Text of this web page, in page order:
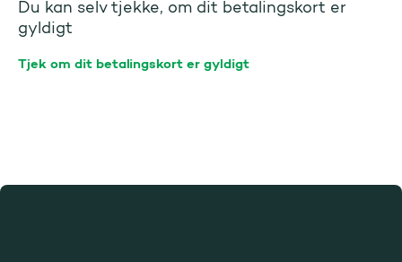
Du kan selv tjekke, om dit betalingskort er
gyldigt
Tjek om dit betalingskort er gyldigt